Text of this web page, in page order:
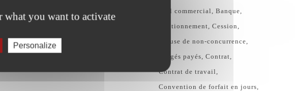
Bail commercial
Banque
Cautionnement Cession
Clause de non-concurrence
congés payés Contrat
Contrat de travail
Convention de forfait en jours
what you want to activate
Personalize